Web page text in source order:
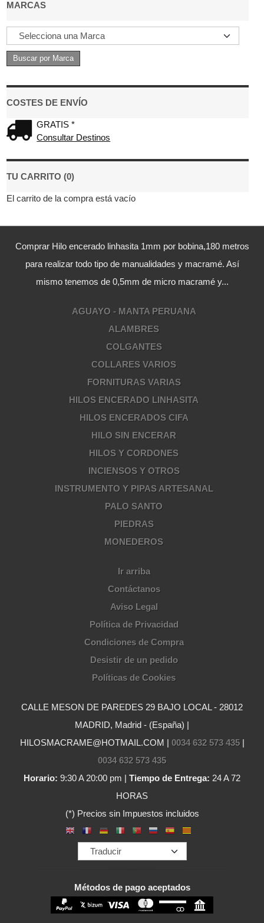
MARCAS
COSTES DE ENVÍO
GRATIS *
Consultar Destinos
TU CARRITO (0)
El carrito de la compra está vacío
Comprar Hilo encerado linhasita 1mm por bobina,180 metros
para realizar todo tipo de manualidades y macramé. Así
mismo tenemos de 0,5mm de micro macramé y...
AGUAYO - MANTA PERUANA
ALAMBRES
COLGANTES
COLLARES VARIOS
FORNITURAS VARIAS
HILOS ENCERADO LINHASITA
HILOS ENCERADOS CIFA
HILO SIN ENCERAR
HILOS Y CORDONES
INCIENSOS Y OTROS
INSTRUMENTO Y PIPAS ARTESANAL
PALO SANTO
PIEDRAS
MONEDEROS
Ir arriba
Contáctanos
Aviso Legal
Política de Privacidad
Condiciones de Compra
Desistir de un pedido
Políticas de Cookies
CALLE MESON DE PAREDES 29 BAJO LOCAL - 28012
MADRID, Madrid - (España) |
HILOSMACRAME@HOTMAIL.COM | 0034 632 573 435|
0034 632 573 435
Horario: 9:30 A 20:00 pm | Tiempo de Entrega: 24 A 72
HORAS
(*) Precios sin Impuestos incluidos
Métodos de pago aceptados